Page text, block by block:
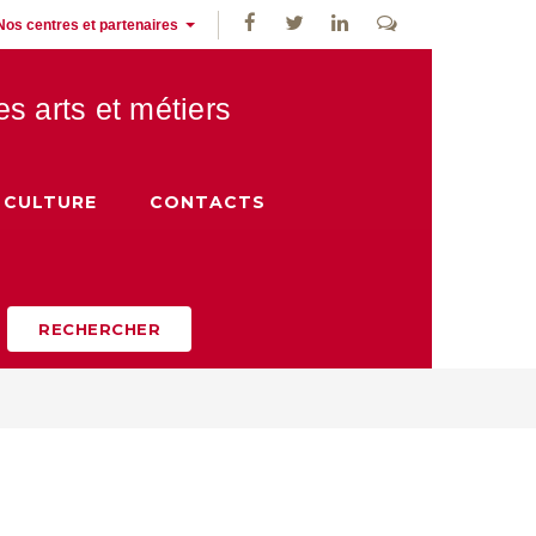
centres et partenaires
arts et métiers
CULTURE CONTACTS
RECHERCHER